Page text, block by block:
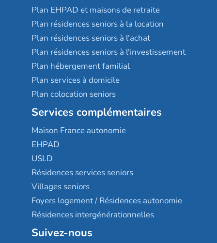
Plan EHPAD et maisons de retraite
Plan résidences seniors à la location
Plan résidences seniors à l'achat
Plan résidences seniors à l'investissement
Plan hébergement familial
Plan services à domicile
Plan colocation seniors
Services complémentaires
Maison France autonomie
EHPAD
USLD
Résidences services seniors
Villages seniors
Foyers logement / Résidences autonomie
Résidences intergénérationnelles
Suivez-nous